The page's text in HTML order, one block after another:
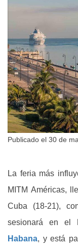
Publicado el 30 de
La feria más
MITM Américas,
Cuba (18-21),
sesionará en el
Habana, y está